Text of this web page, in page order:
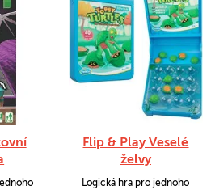
Flip & Play Veselé
želvy
Logická hra pro jednoho